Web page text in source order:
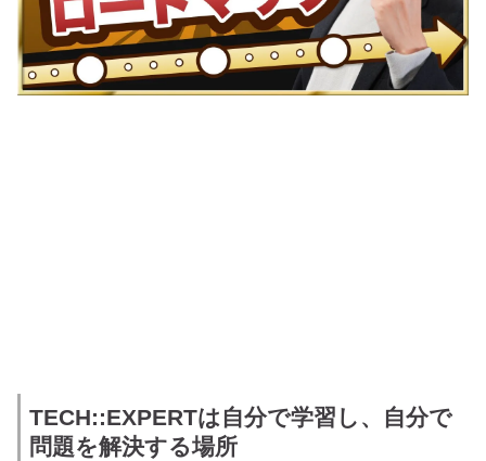
TECH::EXPERTは自分で学習し、自分で
問題を解決する場所